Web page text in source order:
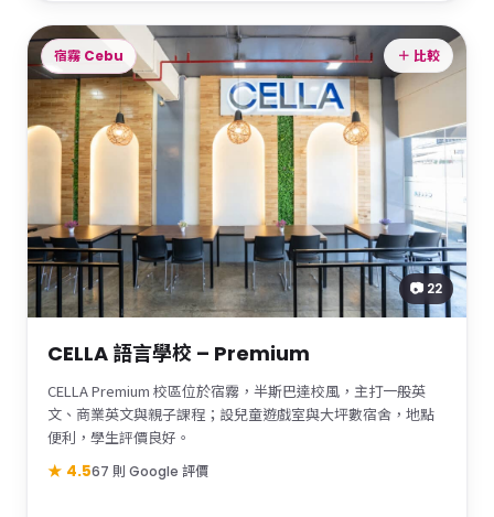
宿霧 Cebu
📷 22
＋ 比較
CELLA 語言學校 – Premium
CELLA Premium 校區位於宿霧，半斯巴達校風，主打一般英
文、商業英文與親子課程；設兒童遊戲室與大坪數宿舍，地點
便利，學生評價良好。
★ 4.567 則 Google 評價